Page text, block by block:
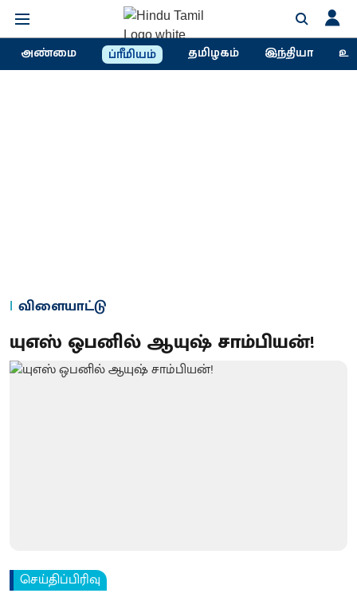
அண்மை ப்ரீமியம் தமிழகம் இந்தியா
விளையாட்டு
யுஎஸ் ஒபனில் ஆயுஷ் சாம்பியன்!
செய்திப்பிரிவு